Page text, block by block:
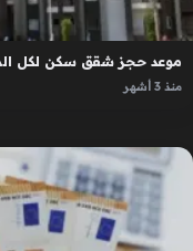
موعد حجز شقق سكن لكل المصريين 9.. أماكن الطرح
منذ 3 أشهر